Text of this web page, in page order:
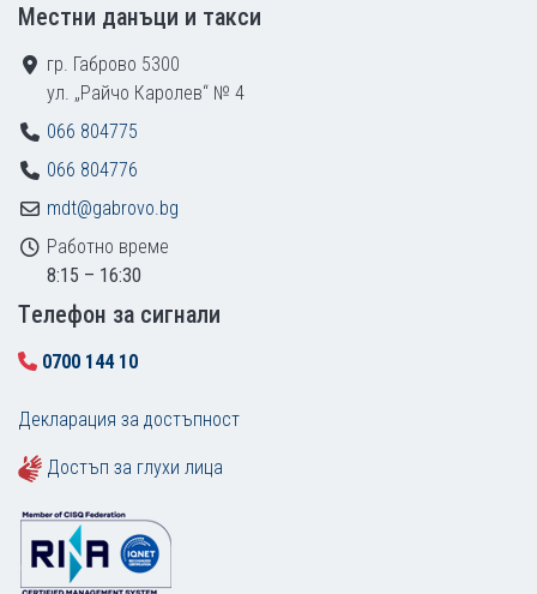
Местни данъци и такси
гр. Габрово 5300
ул. „Райчо Каролев“ № 4
066 804775
066 804776
mdt@gabrovo.bg
Работно време
8:15 – 16:30
Tелефон за сигнали
0700 144 10
Декларация за достъпност
Достъп за глухи лица